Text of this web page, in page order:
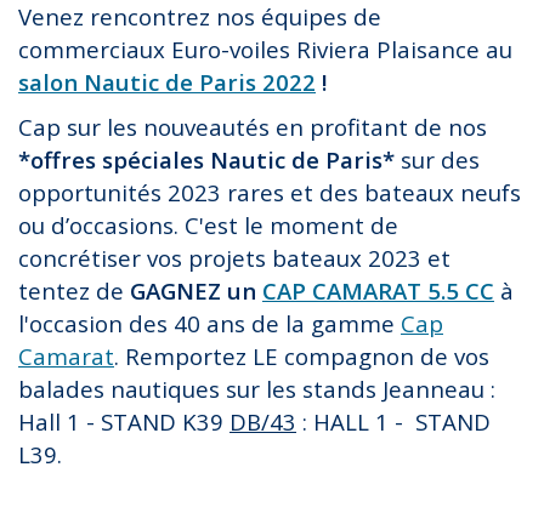
Venez rencontrez nos équipes de
commerciaux Euro-voiles Riviera Plaisance au
salon Nautic de Paris 2022 !
Cap sur les nouveautés en profitant de nos
*offres spéciales Nautic de Paris* sur des
opportunités 2023 rares et des bateaux neufs
ou d’occasions. C'est le moment de
concrétiser vos projets bateaux 2023 et
tentez de GAGNEZ un CAP CAMARAT 5.5 CC à
l'occasion des 40 ans de la gamme Cap
Camarat. Remportez LE compagnon de vos
balades nautiques sur les stands Jeanneau :
Hall 1 - STAND K39 DB/43 : HALL 1 - STAND
L39.